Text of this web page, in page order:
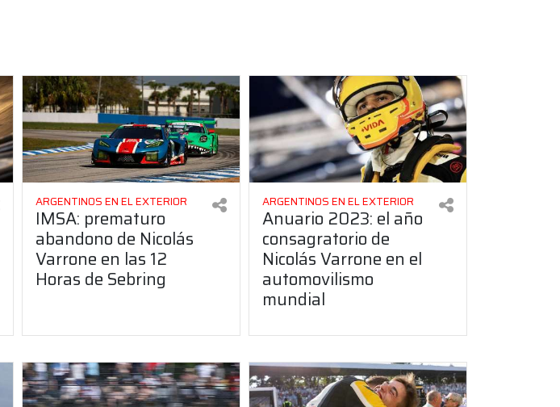
ARGENTINOS EN EL EXTERIOR
IMSA: prematuro
abandono de Nicolás
Varrone en las 12
Horas de Sebring
ARGENTINOS EN EL EXTERIOR
Anuario 2023: el año
consagratorio de
Nicolás Varrone en el
automovilismo
mundial